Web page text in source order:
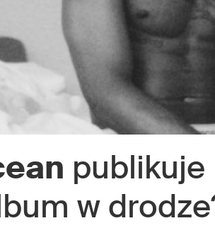
publikuje
w